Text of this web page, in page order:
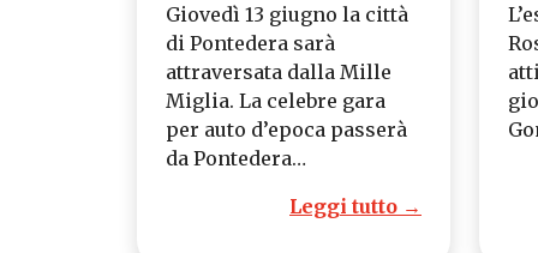
Giovedì 13 giugno la città
di Pontedera sarà
attraversata dalla Mille
Miglia. La celebre gara
per auto d’epoca passerà
da Pontedera…
Leggi tutto →